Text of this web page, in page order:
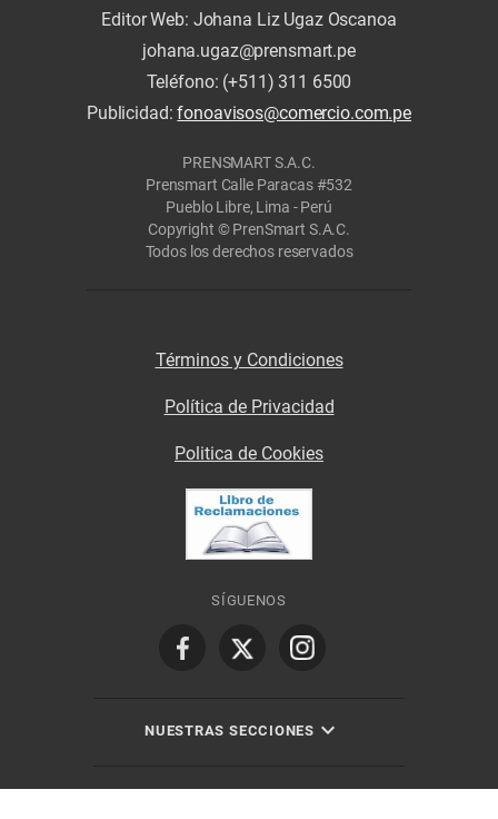
Editor Web: Johana Liz Ugaz Oscanoa
johana.ugaz@prensmart.pe
Teléfono: (+511) 311 6500
Publicidad:fonoavisos@comercio.com.pe
PRENSMART S.A.C.
Prensmart Calle Paracas #532
Pueblo Libre, Lima - Perú
Copyright © PrenSmart S.A.C.
Todos los derechos reservados
Términos y Condiciones
Política de Privacidad
Politica de Cookies
SÍGUENOS
NUESTRAS SECCIONES